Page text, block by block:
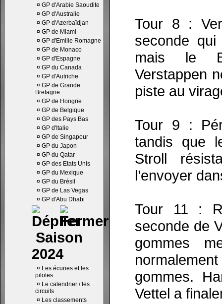
¤ GP d'Arabie Saoudite
¤ GP d'Australie
¤ GP d'Azerbaïdjan
¤ GP de Miami
¤ GP d'Emilie Romagne
¤ GP de Monaco
¤ GP d'Espagne
¤ GP du Canada
¤ GP d'Autriche
¤ GP de Grande
Bretagne
¤ GP de Hongrie
¤ GP de Belgique
¤ GP des Pays Bas
¤ GP d'Italie
¤ GP de Singapour
¤ GP du Japon
¤ GP du Qatar
¤ GP des Etats Unis
¤ GP du Mexique
¤ GP du Brésil
¤ GP de Las Vegas
¤ GP d'Abu Dhabi
Saison
2024
¤ Les écuries et les
pilotes
¤ Le calendrier / les
circuits
¤ Les classements
Tour 8 :
seconde
mais le
Verstappen
piste au
Tour 9 :
tandis que
Stroll
l’envoyer
Tour 11 :
seconde de
gommes
gommes.
Vettel a